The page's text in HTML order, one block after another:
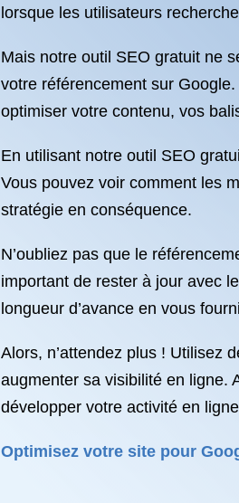
lorsque les utilisateurs
Mais notre outil SEO gratuit ne
votre référencement sur
optimiser votre contenu, vos
En utilisant notre outil SEO
Vous pouvez voir comment les
stratégie en conséquence.
N’oubliez pas que le
important de rester à jour avec
longueur d’avance en vous
Alors, n’attendez plus ! Utilisez
augmenter sa visibilité en ligne.
développer votre activité en
Optimisez votre site pour